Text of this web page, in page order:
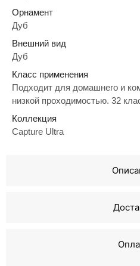
Орнамент
Дуб
Внешний вид
Дуб
Класс применения
Подходит для домашнего и
низкой проходимостью. 32
Коллекция
Capture Ultra